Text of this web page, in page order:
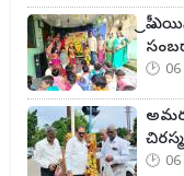
ప్రీ